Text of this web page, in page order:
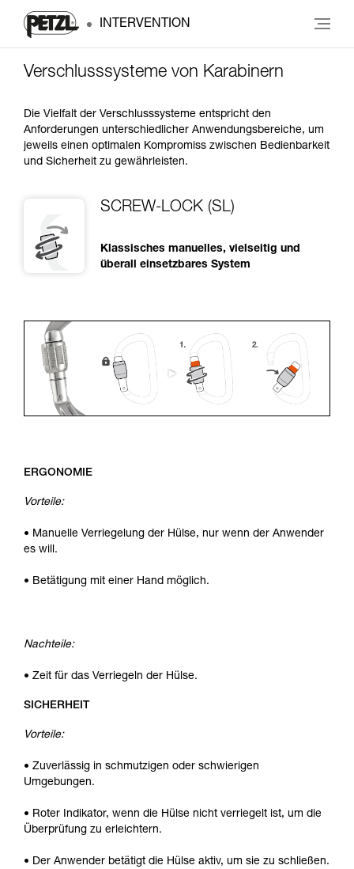
INTERVENTION
Verschlusssysteme von Karabinern
Die Vielfalt der Verschlusssysteme entspricht den
Anforderungen unterschiedlicher Anwendungsbereiche, um
jeweils einen optimalen Kompromiss zwischen Bedienbarkeit
und Sicherheit zu gewährleisten.
SCREW-LOCK (SL)
Klassisches manuelles, vielseitig und
überall einsetzbares System
ERGONOMIE
Vorteile:
• Manuelle Verriegelung der Hülse, nur wenn der Anwender
es will.
• Betätigung mit einer Hand möglich.
Nachteile:
• Zeit für das Verriegeln der Hülse.
SICHERHEIT
Vorteile:
• Zuverlässig in schmutzigen oder schwierigen
Umgebungen.
• Roter Indikator, wenn die Hülse nicht verriegelt ist, um die
Überprüfung zu erleichtern.
• Der Anwender betätigt die Hülse aktiv, um sie zu schließen.